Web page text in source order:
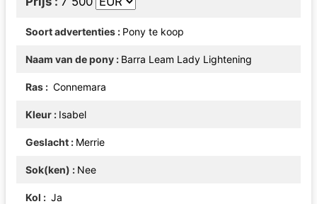
Soort advertenties Pony te koop
Naam van de pony Barra Leam Lady Lightening
Ras Connemara
Kleur Isabel
Geslacht Merrie
Sok(ken) Nee
Kol Ja